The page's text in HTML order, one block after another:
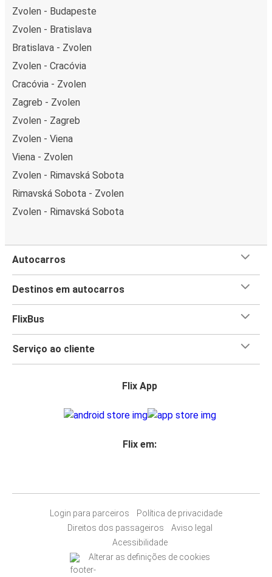
Zvolen - Budapeste
Zvolen - Bratislava
Bratislava - Zvolen
Zvolen - Cracóvia
Cracóvia - Zvolen
Zagreb - Zvolen
Zvolen - Zagreb
Zvolen - Viena
Viena - Zvolen
Zvolen - Rimavská Sobota
Rimavská Sobota - Zvolen
Zvolen - Rimavská Sobota
Autocarros
Destinos em autocarros
FlixBus
Serviço ao cliente
Flix App
Flix em:
Login para parceiros
Política de privacidade
Direitos dos passageiros
Aviso legal
Acessibilidade
Alterar as definições de cookies